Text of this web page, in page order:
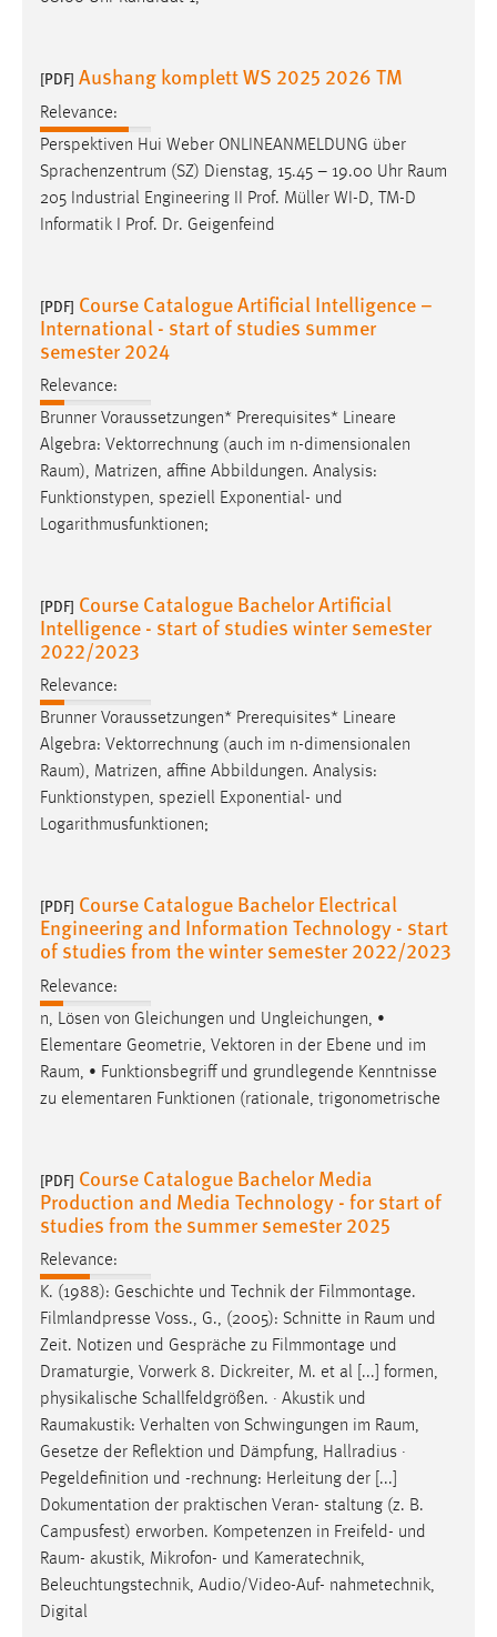
[PDF] Aushang komplett WS 2025 2026 TM
Relevance:
Perspektiven Hui Weber ONLINEANMELDUNG über
Sprachenzentrum (SZ) Dienstag, 15.45 – 19.00 Uhr Raum
205 Industrial Engineering II Prof. Müller WI-D, TM-D
Informatik I Prof. Dr. Geigenfeind
[PDF] Course Catalogue Artificial Intelligence –
International - start of studies summer
semester 2024
Relevance:
Brunner Voraussetzungen* Prerequisites* Lineare
Algebra: Vektorrechnung (auch im n-dimensionalen
Raum), Matrizen, affine Abbildungen. Analysis:
Funktionstypen, speziell Exponential- und
Logarithmusfunktionen;
[PDF] Course Catalogue Bachelor Artificial
Intelligence - start of studies winter semester
2022/2023
Relevance:
Brunner Voraussetzungen* Prerequisites* Lineare
Algebra: Vektorrechnung (auch im n-dimensionalen
Raum), Matrizen, affine Abbildungen. Analysis:
Funktionstypen, speziell Exponential- und
Logarithmusfunktionen;
[PDF] Course Catalogue Bachelor Electrical
Engineering and Information Technology - start
of studies from the winter semester 2022/2023
Relevance:
n, Lösen von Gleichungen und Ungleichungen, •
Elementare Geometrie, Vektoren in der Ebene und im
Raum, • Funktionsbegriff und grundlegende Kenntnisse
zu elementaren Funktionen (rationale, trigonometrische
[PDF] Course Catalogue Bachelor Media
Production and Media Technology - for start of
studies from the summer semester 2025
Relevance:
K. (1988): Geschichte und Technik der Filmmontage.
Filmlandpresse Voss., G., (2005): Schnitte in Raum und
Zeit. Notizen und Gespräche zu Filmmontage und
Dramaturgie, Vorwerk 8. Dickreiter, M. et al [...] formen,
physikalische Schallfeldgrößen. · Akustik und
Raumakustik: Verhalten von Schwingungen im Raum,
Gesetze der Reflektion und Dämpfung, Hallradius ·
Pegeldefinition und -rechnung: Herleitung der [...]
Dokumentation der praktischen Veran- staltung (z. B.
Campusfest) erworben. Kompetenzen in Freifeld- und
Raum- akustik, Mikrofon- und Kameratechnik,
Beleuchtungstechnik, Audio/Video-Auf- nahmetechnik,
Digital